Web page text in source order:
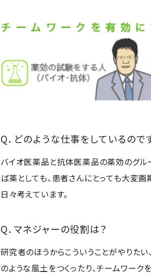
Q．どのような仕事をしているので
バイオ医薬品と抗体医薬品の薬効のグル
ば薬としても、患者さんにとっても大変
日々考えています。
Q．マネジャーの役割は？
研究者のほうからこういうことがやりた
のような風土をつくったり、チームワーク